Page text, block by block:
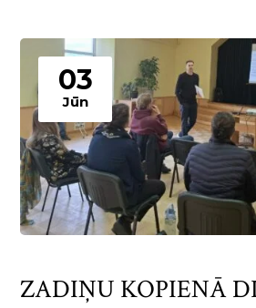
03
Jūn
ZADIŅU KOPIENĀ